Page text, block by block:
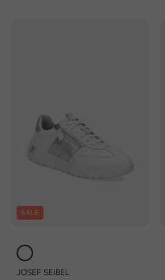
SALE
JOSEF SEIBEL